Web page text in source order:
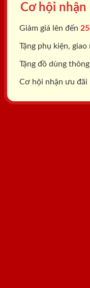
Cơ hội
Giảm giá lên đến
Tặng phụ kiện,
Tặng đồ dùng
Cơ hội nhận ưu đãi